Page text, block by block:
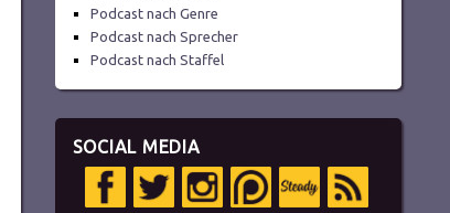
Podcast nach Genre
Podcast nach Sprecher
Podcast nach Staffel
SOCIAL MEDIA